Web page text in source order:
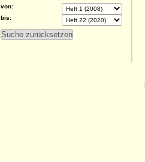
von:
bis: